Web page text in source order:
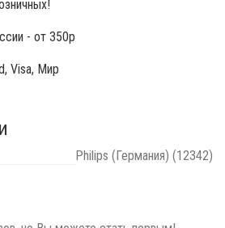
- от 350р
Visa, Мир
Philips (Германия) (12342)